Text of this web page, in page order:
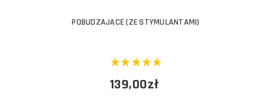
POBUDZAJĄCE (ZE STYMULANTAMI)
139,00zł